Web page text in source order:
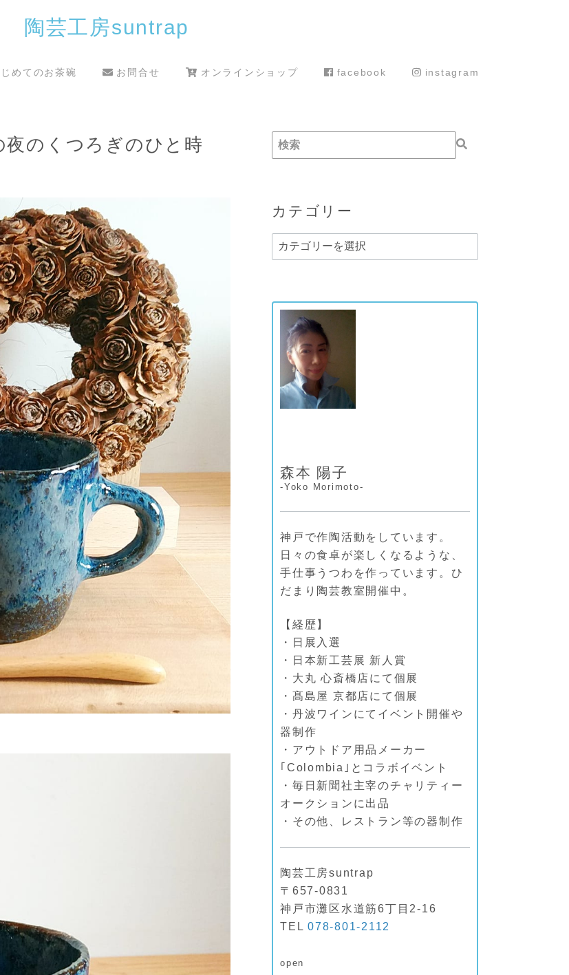
陶芸工房suntrap
めてのお茶碗 お問合せ オンラインショップ facebook instagram
のくつろぎのひと時
カテゴリー
カ
テ
ー
森本 陽子
-Yoko Morimoto-
神戸で作陶活動をしています。
日々の食卓が楽しくなるような、
手仕事うつわを作っています。ひ
だまり陶芸教室開催中。
【経歴】
・日展入選
・日本新工芸展 新人賞
・大丸 心斎橋店にて個展
・髙島屋 京都店にて個展
・丹波ワインにてイベント開催や
器制作
・アウトドア用品メーカー
｢Colombia｣とコラボイベント
・毎日新聞社主宰のチャリティー
オークションに出品
・その他、レストラン等の器制作
陶芸工房suntrap
〒657-0831
神戸市灘区水道筋6丁目2-16
TEL078-801-2112
open